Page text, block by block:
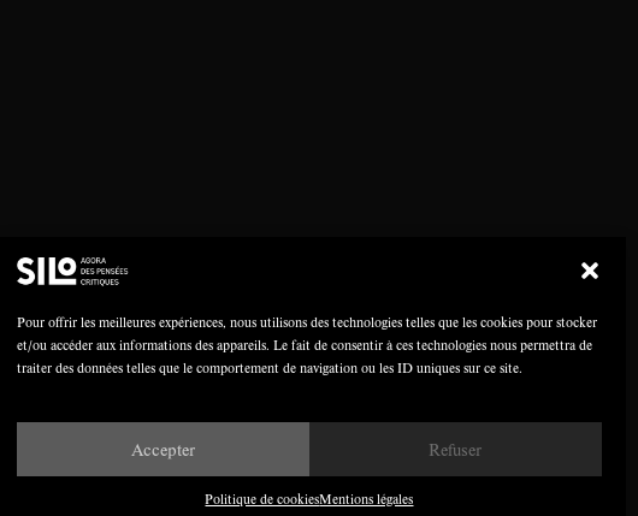
Pour offrir les meilleures expériences, nous utilisons des technologies telles que les cookies pour stocker
et/ou accéder aux informations des appareils. Le fait de consentir à ces technologies nous permettra de
traiter des données telles que le comportement de navigation ou les ID uniques sur ce site.
Accepter Refuser
Politique de cookiesMentions légales